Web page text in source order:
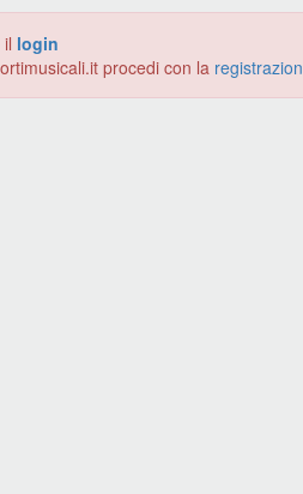
login
procedi con la